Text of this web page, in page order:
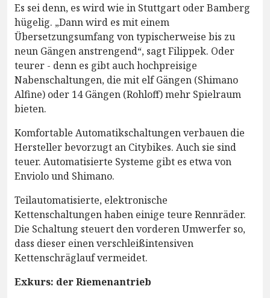
Es sei denn, es wird wie in Stuttgart oder Bamberg
hügelig. „Dann wird es mit einem
Übersetzungsumfang von typischerweise bis zu
neun Gängen anstrengend“, sagt Filippek. Oder
teurer - denn es gibt auch hochpreisige
Nabenschaltungen, die mit elf Gängen (Shimano
Alfine) oder 14 Gängen (Rohloff) mehr Spielraum
bieten.
Komfortable Automatikschaltungen verbauen die
Hersteller bevorzugt an Citybikes. Auch sie sind
teuer. Automatisierte Systeme gibt es etwa von
Enviolo und Shimano.
Teilautomatisierte, elektronische
Kettenschaltungen haben einige teure Rennräder.
Die Schaltung steuert den vorderen Umwerfer so,
dass dieser einen verschleißintensiven
Kettenschräglauf vermeidet.
Exkurs: der Riemenantrieb